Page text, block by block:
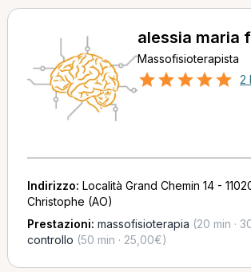
alessia maria
Massofisioterapista
2
Indirizzo: Località Grand Chemin 14 -
Christophe (AO)
Prestazioni: massofisioterapia (20 min ·
controllo (50 min · 25,00€)